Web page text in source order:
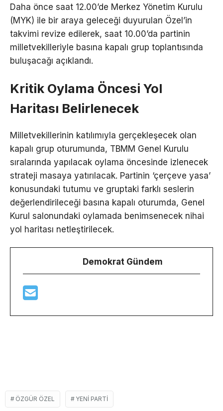
Daha önce saat 12.00’de Merkez Yönetim Kurulu
(MYK) ile bir araya geleceği duyurulan Özel’in
takvimi revize edilerek, saat 10.00’da partinin
milletvekilleriyle basına kapalı grup toplantısında
buluşacağı açıklandı.
Kritik Oylama Öncesi Yol
Haritası Belirlenecek
Milletvekillerinin katılımıyla gerçekleşecek olan
kapalı grup oturumunda, TBMM Genel Kurulu
sıralarında yapılacak oylama öncesinde izlenecek
strateji masaya yatırılacak. Partinin ‘çerçeve yasa’
konusundaki tutumu ve gruptaki farklı seslerin
değerlendirileceği basına kapalı oturumda, Genel
Kurul salonundaki oylamada benimsenecek nihai
yol haritası netleştirilecek.
Demokrat Gündem
ÖZGÜR ÖZEL YENI PARTI